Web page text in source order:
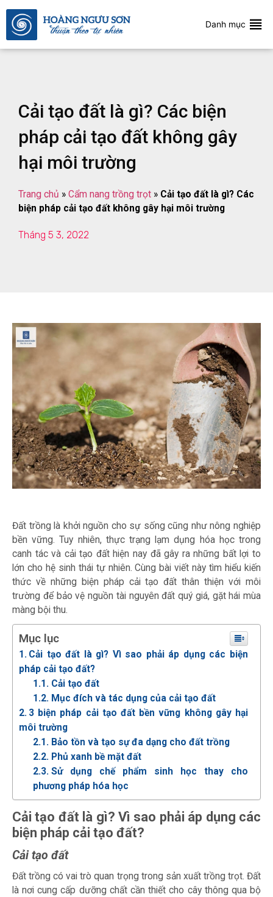
Danh mục
Cải tạo đất là gì? Các biện
pháp cải tạo đất không gây
hại môi trường
Trang chủ » Cẩm nang trồng trọt » Cải tạo đất là gì? Các
biện pháp cải tạo đất không gây hại môi trường
Tháng 5 3, 2022
Đất trồng là khởi nguồn cho sự sống cũng như nông nghiệp
bền vững. Tuy nhiên, thực trạng lạm dụng hóa học trong
canh tác và cải tạo đất hiện nay đã gây ra những bất lợi to
lớn cho hệ sinh thái tự nhiên. Cùng bài viết này tìm hiểu kiến
thức về những
biện pháp cải tạo đất thân thiện với môi
trường để bảo vệ nguồn tài nguyên đất quý giá, gặt hái mùa
màng bội thu.
Mục lục
Cải tạo đất là gì? Vì sao phải áp dụng các biện
pháp cải tạo đất?
Cải tạo đất
Mục đích và tác dụng của cải tạo đất
3 biện pháp cải tạo đất bền vững không gây hại
môi trường
Bảo tồn và tạo sự đa dạng cho đất trồng
Phủ xanh bề mặt đất
Sử dụng chế phẩm sinh học thay cho
phương pháp hóa học
Cải tạo đất là gì? Vì sao phải áp dụng các
biện pháp cải tạo đất?
Cải tạo đất
Đất trồng có vai trò quan trọng trong sản xuất trồng trọt. Đất
là nơi cung cấp dưỡng chất cần thiết cho cây thông qua bộ